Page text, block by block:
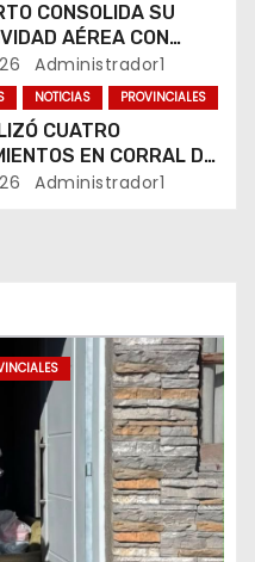
CONSOLIDA SU
AÉREA CON
SEMANALES A
Administrador1
NOTICIAS PROVINCIALES
CUATRO
EN CORRAL DE
Administrador1